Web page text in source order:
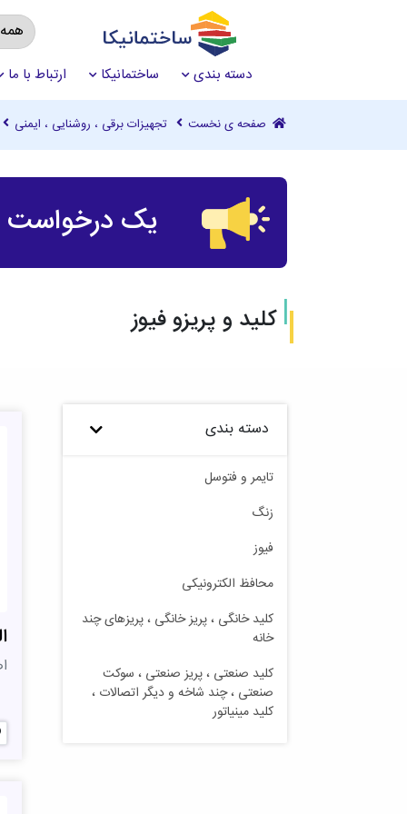
دسته بندی ساختمانیکا ارتباط با ما
صفحه ی نخست تجهیزات برقی ، روشنایی ، ایمنی
یک درخواست
کلید و پریزو فیوز
دسته بندی
تایمر و فتوسل
زنگ
فیوز
محافظ الکترونیکی
کلید خانگی ، پریز خانگی ، پریزهای چند
خانه
کلید صنعتی ، پریز صنعتی ، سوکت
صنعتی ، چند شاخه و دیگر اتصالات ،
کلید مینیاتور